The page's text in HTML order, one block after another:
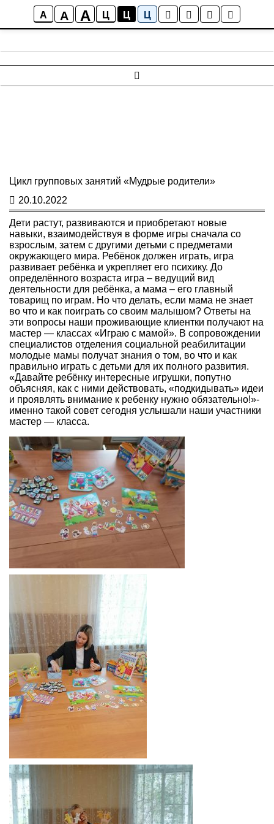
A A A Ц Ц Ц
to
Цикл групповых занятий «Мудрые родители»
20.10.2022
Дети растут, развиваются и приобретают новые
навыки, взаимодействуя в форме игры сначала со
взрослым, затем с другими детьми с предметами
окружающего мира. Ребёнок должен играть, игра
развивает ребёнка и укрепляет его психику. До
определённого возраста игра – ведущий вид
деятельности для ребёнка, а мама – его главный
товарищ по играм. Но что делать, если мама не знает
во что и как поиграть со своим малышом? Ответы на
эти вопросы наши проживающие клиентки получают на
мастер — классах «Играю с мамой». В сопровождении
специалистов отделения социальной реабилитации
молодые мамы получат знания о том, во что и как
правильно играть с детьми для их полного развития.
«Давайте ребёнку интересные игрушки, попутно
объясняя, как с ними действовать, «подкидывать» идеи
и проявлять внимание к ребенку нужно обязательно!»-
именно такой совет сегодня услышали наши участники
мастер — класса.